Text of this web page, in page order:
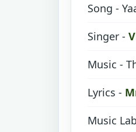
Song -
Singer -
Music -
Lyrics -
Music